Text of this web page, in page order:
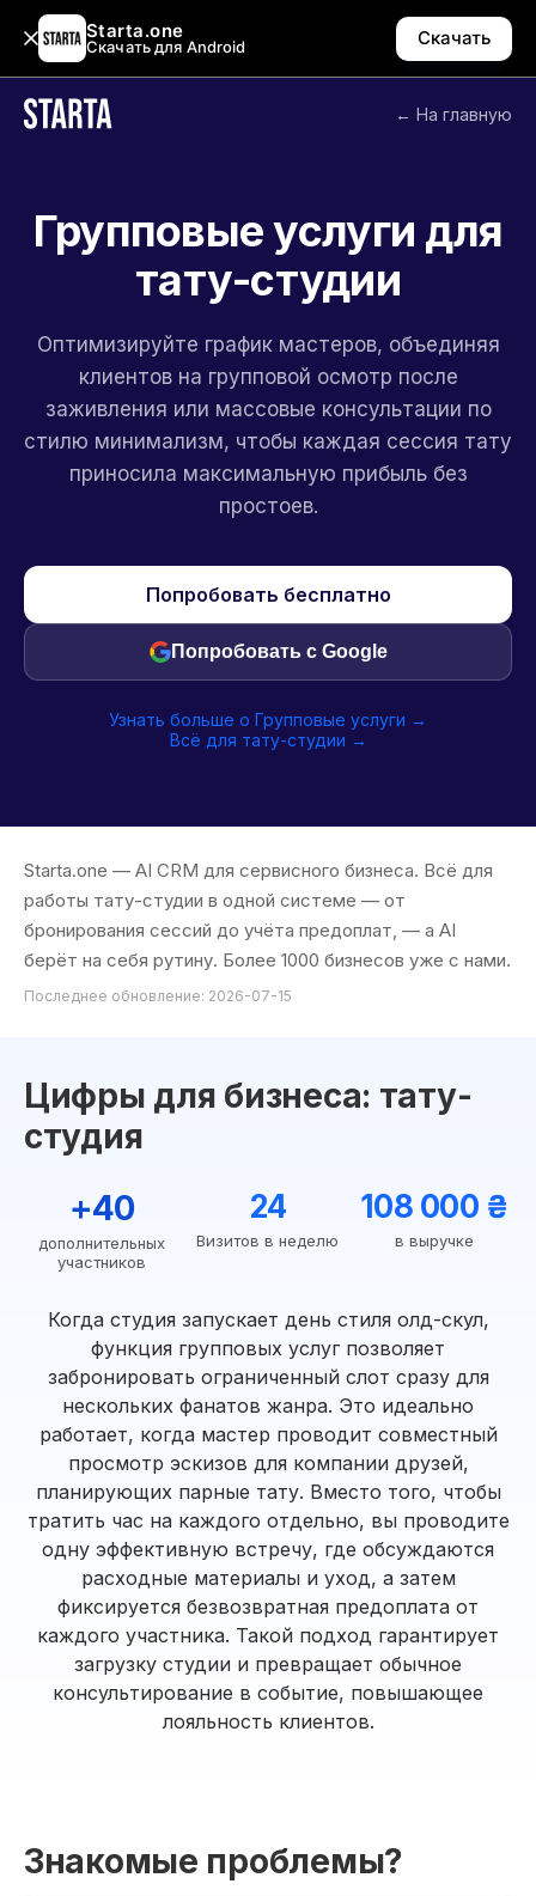
Starta.one
Скачать для Android Скачать
← На главную
Групповые услуги для
тату-студии
Оптимизируйте график мастеров, объединяя
клиентов на групповой осмотр после
заживления или массовые консультации по
стилю минимализм, чтобы каждая сессия тату
приносила максимальную прибыль без
простоев.
Попробовать бесплатно
Попробовать с Google
Узнать больше о Групповые услуги →
Всё для тату-студии →
Starta.one — AI CRM для сервисного бизнеса. Всё для
работы тату-студии в одной системе — от
бронирования сессий до учёта предоплат, — а AI
берёт на себя рутину. Более 1000 бизнесов уже с нами.
Последнее обновление: 2026-07-15
Цифры для бизнеса: тату-
студия
+40
дополнительных
участников
24
Визитов в неделю
108 000 ₴
в выручке
Когда студия запускает день стиля олд-скул,
функция групповых услуг позволяет
забронировать ограниченный слот сразу для
нескольких фанатов жанра. Это идеально
работает, когда мастер проводит совместный
просмотр эскизов для компании друзей,
планирующих парные тату. Вместо того, чтобы
тратить час на каждого отдельно, вы проводите
одну эффективную встречу, где обсуждаются
расходные материалы и уход, а затем
фиксируется безвозвратная предоплата от
каждого участника. Такой подход гарантирует
загрузку студии и превращает обычное
консультирование в событие, повышающее
лояльность клиентов.
Знакомые проблемы?